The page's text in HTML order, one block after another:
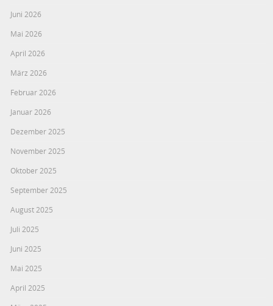
Juni 2026
Mai 2026
April 2026
März 2026
Februar 2026
Januar 2026
Dezember 2025
November 2025
Oktober 2025
September 2025
August 2025
Juli 2025
Juni 2025
Mai 2025
April 2025